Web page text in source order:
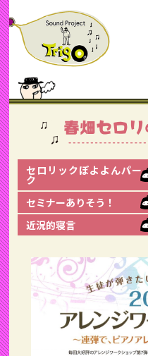
セロリックぽよよんパー
ク
セミナーありそう！
近況的寝言